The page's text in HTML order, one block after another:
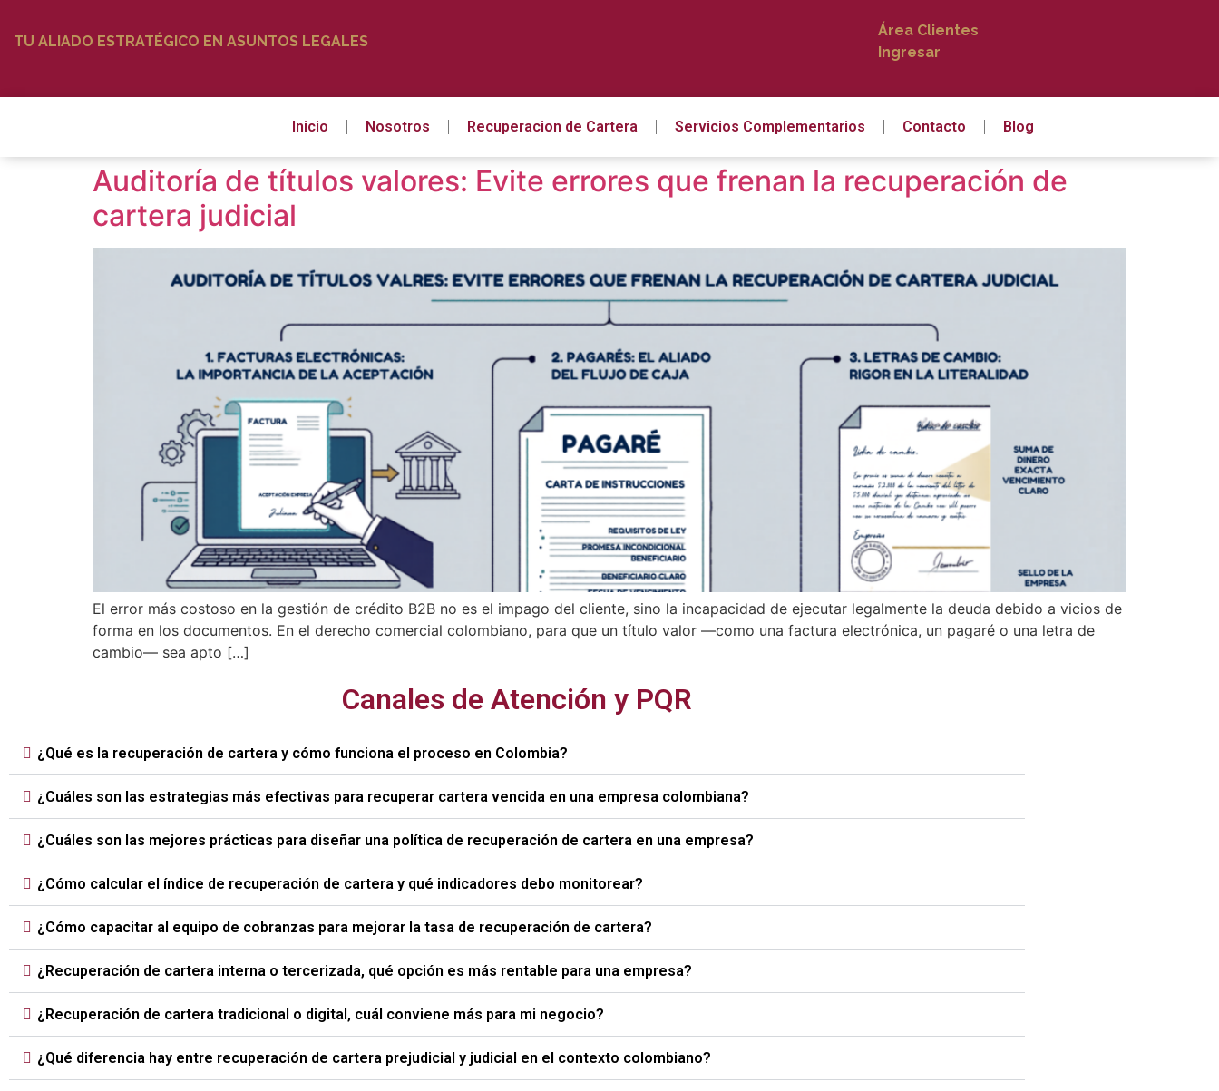
TU ALIADO ESTRATÉGICO EN ASUNTOS LEGALES
Área Clientes
Ingresar
Inicio Nosotros Recuperacion de Cartera Servicios Complementarios Contacto Blog
Auditoría de títulos valores: Evite errores que frenan la recuperación de
cartera judicial
El error más costoso en la gestión de crédito B2B no es el impago del cliente, sino la incapacidad de ejecutar legalmente la deuda debido a vicios de
forma en los documentos. En el derecho comercial colombiano, para que un título valor —como una factura electrónica, un pagaré o una letra de
cambio— sea apto […]
Canales de Atención y PQR
¿Qué es la recuperación de cartera y cómo funciona el proceso en Colombia?
¿Cuáles son las estrategias más efectivas para recuperar cartera vencida en una empresa colombiana?
¿Cuáles son las mejores prácticas para diseñar una política de recuperación de cartera en una empresa?
¿Cómo calcular el índice de recuperación de cartera y qué indicadores debo monitorear?
¿Cómo capacitar al equipo de cobranzas para mejorar la tasa de recuperación de cartera?
¿Recuperación de cartera interna o tercerizada, qué opción es más rentable para una empresa?
¿Recuperación de cartera tradicional o digital, cuál conviene más para mi negocio?
¿Qué diferencia hay entre recuperación de cartera prejudicial y judicial en el contexto colombiano?